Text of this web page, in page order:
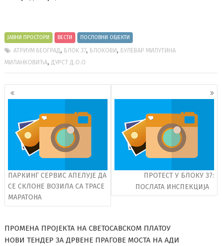
ЈАВНИ ПРОСТОРИ ВЕСТИ ПОСЛОВНИ ОБЈЕКТИ
АТРИУМ БЕОГРАД, БЛОК 37, БЛОКОВИ, БУЛЕВАР МИЛУТИНА
МИЛАНКОВИЋА, ДУРСТ Д.О.О
Кретање
чланака
ПАРКИНГ СЕРВИС АПЕЛУЈЕ ДА
СЕ СКЛОНЕ ВОЗИЛА СА ТРАСЕ
МАРАТОНА
ПРОТЕСТ У БЛОКУ 37:
ПОСЛАТА ИНСПЕКЦИЈА
ПРОМЕНА ПРОЈЕКТА НА СВЕТОСАВСКОМ ПЛАТОУ
НОВИ ТЕНДЕР ЗА ДРВЕНЕ ПРАГОВЕ МОСТА НА АДИ